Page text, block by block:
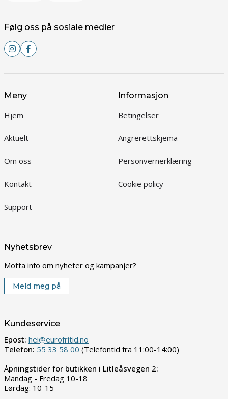
Følg oss på sosiale medier
Meny
Hjem
Aktuelt
Om oss
Kontakt
Support
Informasjon
Betingelser
Angrerettskjema
Personvernerklæring
Cookie policy
Nyhetsbrev
Motta info om nyheter og kampanjer?
Meld meg på
Kundeservice
Epost: hei@eurofritid.no
Telefon: 55 33 58 00 (Telefontid fra 11:00-14:00)
Åpningstider for butikken i Litleåsvegen 2:
Mandag - Fredag 10-18
Lørdag: 10-15